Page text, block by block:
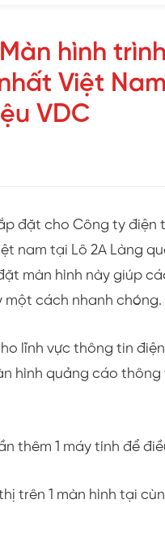
hình
Việt
VDC
đặt cho Công ty điện
nam tại Lô 2A Làng
màn hình này giúp
một cách nhanh chóng.
lĩnh vực thông tin
hình quảng cáo
1 máy tính để
1 màn hình tại